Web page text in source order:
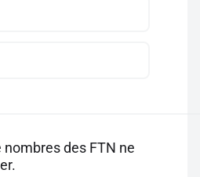
nombres des FTN ne